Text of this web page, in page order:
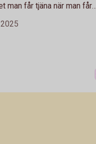
man får tjäna när man får